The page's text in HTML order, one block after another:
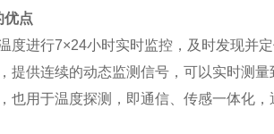
优点
度进行7×24小时实时监控，及时发现并
提供连续的动态监测信号，可以实时测
也用于温度探测，即通信、传感一体化